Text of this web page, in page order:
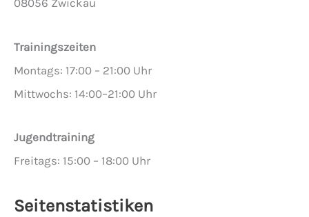
Trainingszeiten
Montags: 17:00 – 21:00 Uhr
Mittwochs: 14:00–21:00 Uhr
Jugendtraining
Freitags: 15:00 – 18:00 Uhr
Seitenstatistiken